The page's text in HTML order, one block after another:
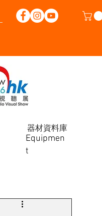
器材資料庫
Equipmen
t